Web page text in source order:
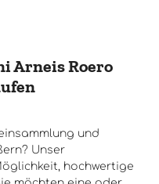
Arneis Roero
und
Unser
hochwertige